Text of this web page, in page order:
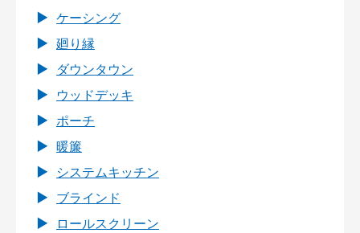
ケーシング
廻り縁
ダウンタウン
ウッドデッキ
ポーチ
暖簾
システムキッチン
ブラインド
ロールスクリーン